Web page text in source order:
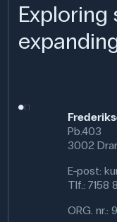
Exploring
Pb.403
3002
E-post:
Tlf.: 7158
ORG. nr.: